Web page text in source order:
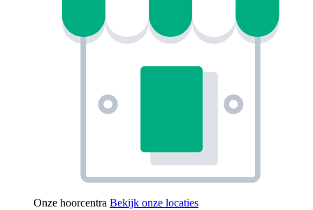
Onze hoorcentra Bekijk onze locaties